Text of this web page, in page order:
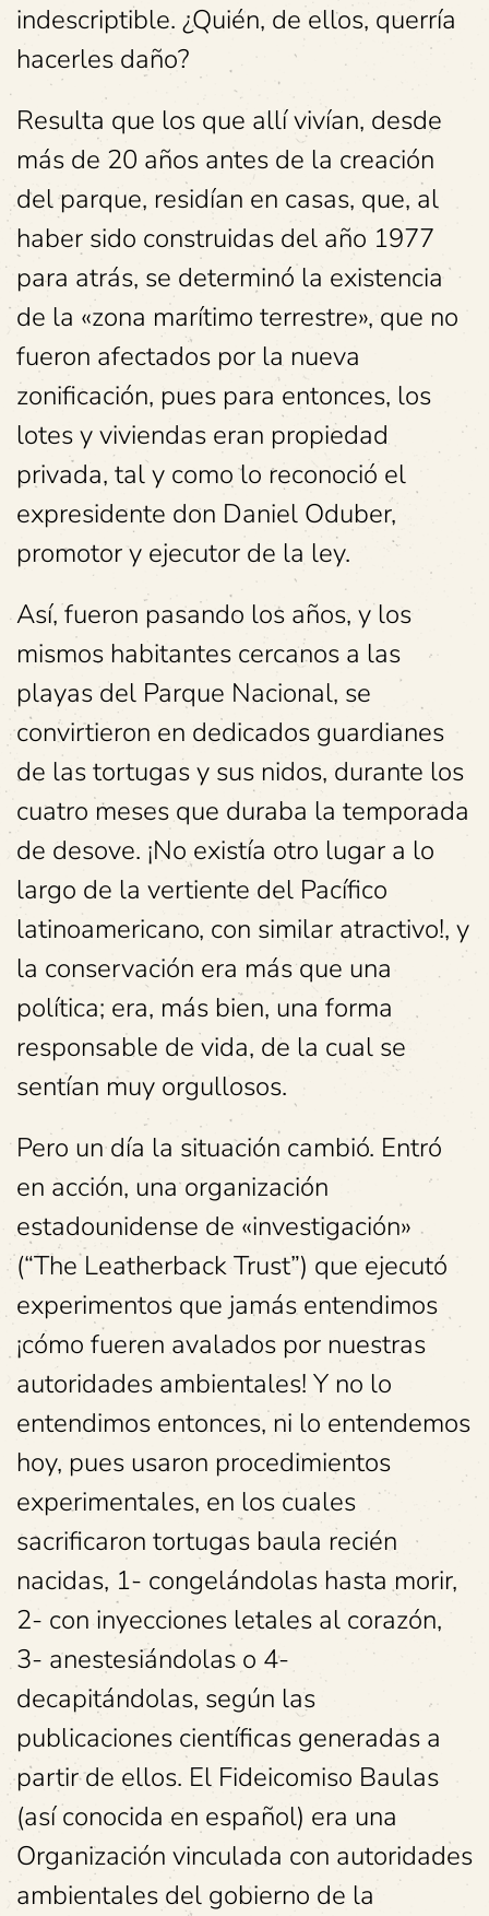
indescriptible. ¿Quién, de ellos, querría
hacerles daño?
Resulta que los que allí vivían, desde
más de 20 años antes de la creación
del parque, residían en casas, que, al
haber sido construidas del año 1977
para atrás, se determinó la existencia
de la «zona marítimo terrestre», que no
fueron afectados por la nueva
zonificación, pues para entonces, los
lotes y viviendas eran propiedad
privada, tal y como lo reconoció el
expresidente don Daniel Oduber,
promotor y ejecutor de la ley.
Así, fueron pasando los años, y los
mismos habitantes cercanos a las
playas del Parque Nacional, se
convirtieron en dedicados guardianes
de las tortugas y sus nidos, durante los
cuatro meses que duraba la temporada
de desove. ¡No existía otro lugar a lo
largo de la vertiente del Pacífico
latinoamericano, con similar atractivo!, y
la conservación era más que una
política; era, más bien, una forma
responsable de vida, de la cual se
sentían muy orgullosos.
Pero un día la situación cambió. Entró
en acción, una organización
estadounidense de «investigación»
(“The Leatherback Trust”) que ejecutó
experimentos que jamás entendimos
¡cómo fueren avalados por nuestras
autoridades ambientales! Y no lo
entendimos entonces, ni lo entendemos
hoy, pues usaron procedimientos
experimentales, en los cuales
sacrificaron tortugas baula recién
nacidas, 1- congelándolas hasta morir,
2- con inyecciones letales al corazón,
3- anestesiándolas o 4-
decapitándolas, según las
publicaciones científicas generadas a
partir de ellos. El Fideicomiso Baulas
(así conocida en español) era una
Organización vinculada con autoridades
ambientales del gobierno de la